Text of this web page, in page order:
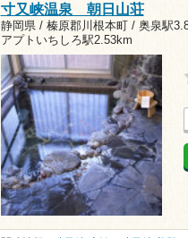
寸又峡温泉 朝日山荘
静岡県 / 榛原郡川根本町 / 奥泉駅
アプトいちしろ駅2.53km